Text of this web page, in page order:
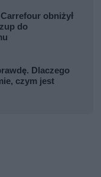
obniżył
do
Dlaczego
czym jest